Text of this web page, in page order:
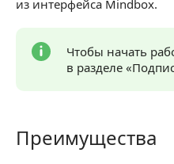
из интерфейса Mindbox.
Чтобы начать
в разделе
Преимущества
Преимущества